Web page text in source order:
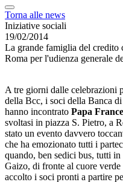
Torna alle news
Iniziative sociali
19/02/2014
La grande famiglia del credito
Roma per l'udienza generale
A tre giorni dalle celebrazioni
della Bcc, i soci della Banca
hanno incontrato Papa
svoltasi in piazza S. Pietro, a
stato un evento davvero
che ha emozionato tutti i
quando, ben sedici bus, tutti
Gaizo, di fronte al cuore
accolto i soci pronti a partire